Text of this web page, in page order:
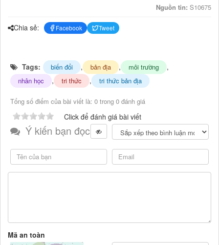
Nguồn tin: S10675
Chia sẻ: Facebook Tweet
Tags: biến đổi , bản địa , môi trường ,
nhân học , tri thức , tri thức bản địa
Tổng số điểm của bài viết là: 0 trong 0 đánh giá
Click để đánh giá bài viết
Ý kiến bạn đọc
Mã an toàn